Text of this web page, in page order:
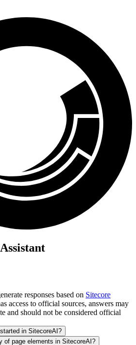
responses based on Sitecore
access to official sources, answers may
and should not be considered official
in SitecoreAI?
of page elements in SitecoreAI?